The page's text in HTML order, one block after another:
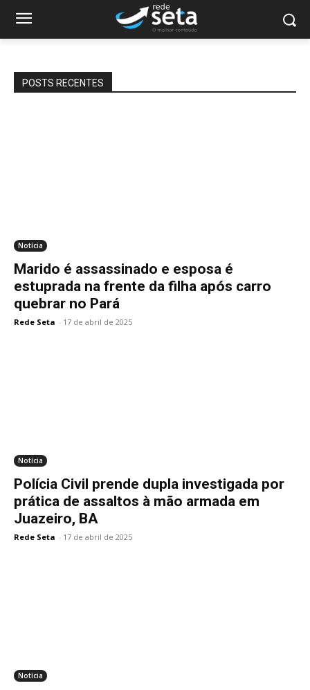
POSTS RECENTES
Notícia
Marido é assassinado e esposa é
estuprada na frente da filha após carro
quebrar no Pará
Rede Seta - 17 de abril de 2025
Notícia
Polícia Civil prende dupla investigada por
prática de assaltos à mão armada em
Juazeiro, BA
Rede Seta - 17 de abril de 2025
Notícia